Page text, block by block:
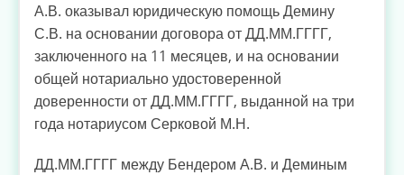
А.В. оказывал юридическую помощь Демину
С.В. на основании договора от ДД.ММ.ГГГГ,
заключенного на 11 месяцев, и на основании
общей нотариально удостоверенной
доверенности от ДД.ММ.ГГГГ, выданной на три
года нотариусом Серковой М.Н.
ДД.ММ.ГГГГ между Бендером А.В. и Деминым